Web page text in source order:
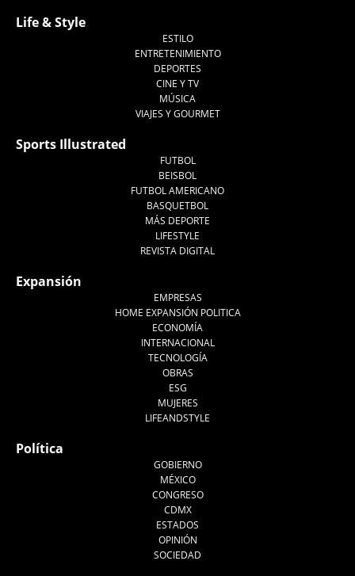
Life & Style
ESTILO
ENTRETENIMIENTO
DEPORTES
CINE Y TV
MÚSICA
VIAJES Y GOURMET
Sports Illustrated
FUTBOL
BEISBOL
FUTBOL AMERICANO
BASQUETBOL
MÁS DEPORTE
LIFESTYLE
REVISTA DIGITAL
Expansión
EMPRESAS
HOME EXPANSIÓN POLITICA
ECONOMÍA
INTERNACIONAL
TECNOLOGÍA
OBRAS
ESG
MUJERES
LIFEANDSTYLE
Política
GOBIERNO
MÉXICO
CONGRESO
CDMX
ESTADOS
OPINIÓN
SOCIEDAD